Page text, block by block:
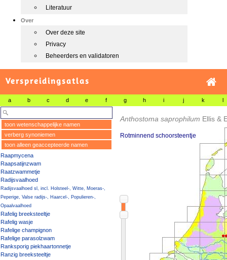
Literatuur
Over
Over deze site
Privacy
Beheerders en validatoren
Verspreidingsatlas
a b c d e f g h i j k l
toon wetenschappelijke namen
verberg synoniemen
toon alleen geaccepteerde namen
Raapmycena
Raapsatijnzwam
Raatzwammetje
Radijsvaalhoed
Radijsvaalhoed sl, incl. Holsteel-, Witte, Moeras-,
Peperige, Valse radijs-, Haarcel-, Populieren-,
Opaalvaalhoed
Rafelig breeksteeltje
Rafelig wasje
Rafelige champignon
Rafelige parasolzwam
Ranksporig piekhaartonnetje
Ranzig breeksteeltje
Anthostoma saprophilum Ellis &
Rotminnend schoorsteentje